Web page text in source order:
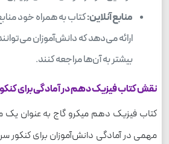
منابع آنلاین:کتاب به همراه خود
ارائه می‌دهد که دانش‌آموزان
بیشتر به آن‌ها مراجعه کنند.
نقش کتاب فیزیک دهم در آمادگی برای
کتاب فیزیک دهم میکرو گاج به عنوان یک
مهمی در آمادگی دانش‌آموزان برای کنکور